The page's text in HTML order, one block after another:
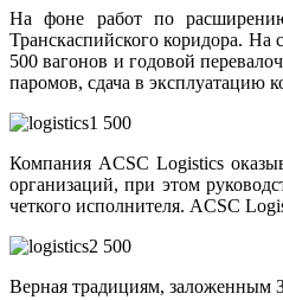
На фоне работ по
Транскаспийского коридора.
500 вагонов и годовой
паромов, сдача в эксплуатацию
Компания ACSC Logistics
организаций, при этом
четкого исполнителя. ACSC
Верная традициям, заложенным